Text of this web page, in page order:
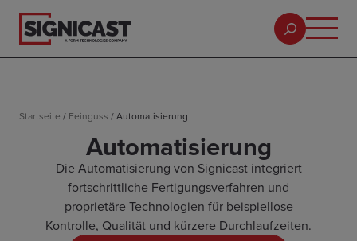
Startseite / Feinguss /Automatisierung
Automatisierung
Die Automatisierung von Signicast integriert
fortschrittliche Fertigungsverfahren und
proprietäre Technologien für beispiellose
Kontrolle, Qualität und kürzere Durchlaufzeiten.